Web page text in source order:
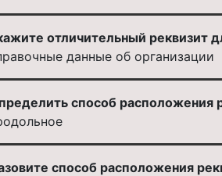
отличительный реквизит
данные об организации
способ расположения
способ расположения